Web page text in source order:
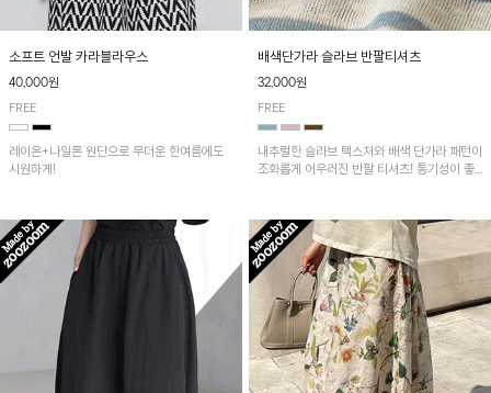
소프트 언발 카라블라우스
40,000원
FREE
레이온+나일론 원단으로 무더운 한여름에도
시원하게!
배색단가라 슬라브 반팔티셔츠
32,000원
FREE
내추럴한 슬라브 텍스처와 배색 단가라 패턴이
조화롭게 어우러진 반팔 티셔츠! 통기성이 좋